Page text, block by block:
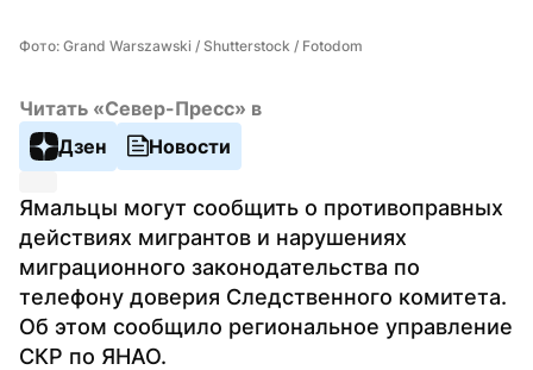
Фото: Grand Warszawski / Shutterstock / Fotodom
Читать «Север-Пресс» в
Дзен
Новости
Ямальцы могут сообщить о противоправных
действиях мигрантов и нарушениях
миграционного законодательства по
телефону доверия Следственного комитета.
Об этом сообщило региональное управление
СКР по ЯНАО.